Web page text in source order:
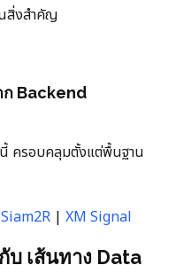
สิ่งสำคัญ
ก Backend
ครอบคลุมตั้งแต่พื้นฐาน
Siam2R | XM Signal
บ เส้นทาง Data